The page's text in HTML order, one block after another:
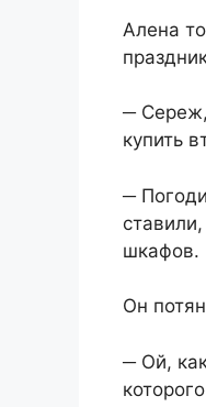
​Алена
​─ Сереж,
купить
​─
шкафов.​
​Он
​─ Ой,